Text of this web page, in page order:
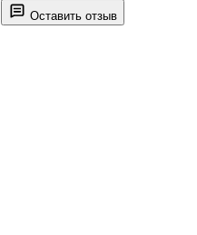
Оставить отзыв
яркими иллюстрациями,